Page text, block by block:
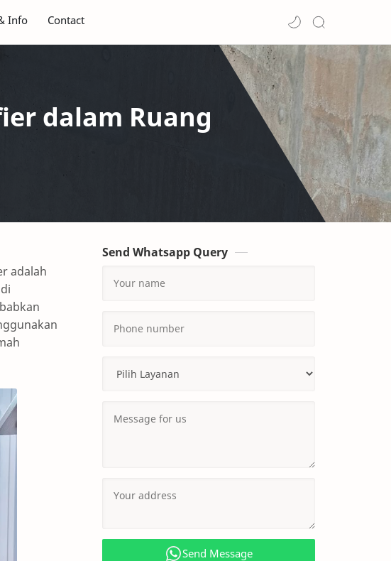
Info Contact
dalam Ruang
adalah
Send Whatsapp Query
Send Message